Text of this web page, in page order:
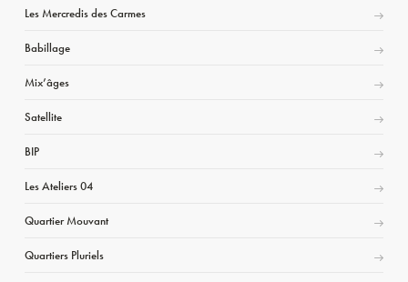
Les Mercredis des Carmes
Babillage
Mix’âges
Satellite
BIP
Les Ateliers 04
Quartier Mouvant
Quartiers Pluriels